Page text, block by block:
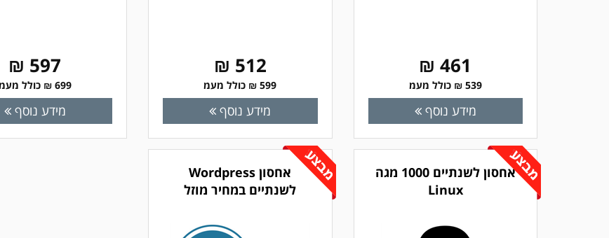
461 ₪
539 ₪ כולל מעמ
מידע נוסף
512 ₪
599 ₪ כולל מעמ
מידע נוסף
597 ₪
699 ₪ כולל מעמ
מידע נוסף
אחסון לשנתיים 1000 מגה
Linux
אחסון Wordpress
לשנתיים במחיר מוזל